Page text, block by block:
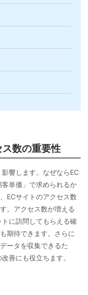
数の重要性
響します。なぜならEC
単価」で求められるか
ECサイトのアクセス数
。アクセス数が増える
に訪問してもらえる確
期待できます。さらに
ータを収集できるた
善にも役立ちます。